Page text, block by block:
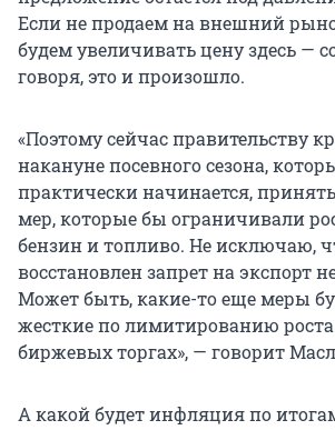
Если не продаем на внешний
будем увеличивать цену здесь —
говоря, это и произошло.
«Поэтому сейчас правительству
накануне посевного сезона,
практически начинается,
мер, которые бы ограничивали
бензин и топливо. Не исключаю,
восстановлен запрет на экспорт
Может быть, какие-то еще меры
жесткие по лимитированию
биржевых торгах», — говорит
А какой будет инфляция по